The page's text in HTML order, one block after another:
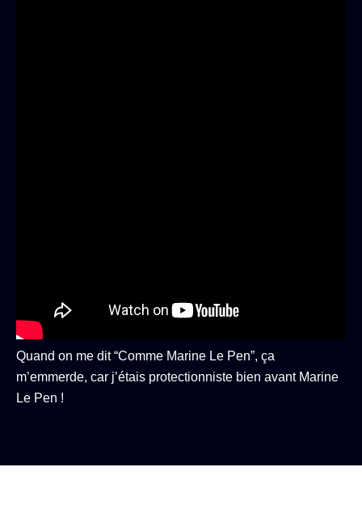
Quand on me dit “Comme Marine Le Pen”, ça
m’emmerde, car j’étais protectionniste bien avant Marine
Le Pen !